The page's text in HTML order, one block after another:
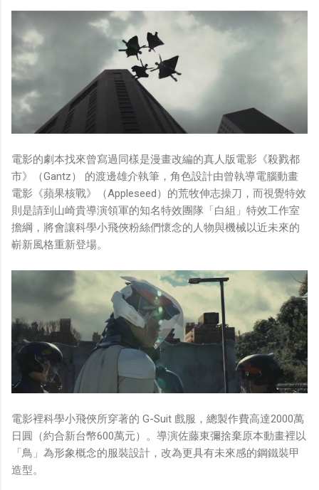
電影的劇本找來曾寫過同樣是漫畫改編的真人版電影《殺戮都
市》（Gantz） 的渡邊雄介執筆，角色設計由曾執導電腦動畫
電影《蘋果核戰》（Appleseed）的荒牧伸志操刀，而視覺特效
則是請到山崎貴導演領軍的知名特效團隊「白組」特效工作室
擔綱，將會讓科學小飛俠粉絲們懷念的人物與機械以近未來的
嶄新風格重新登場。
電影裡科學小飛俠所穿著的 G-Suit 戲服，總製作費高達2000萬
日圓（約合新台幣600萬元）。導演佐藤東彌捨棄原本動畫裡以
「鳥」為形象概念的服裝設計，改為更具有未來感的鋼鐵裝甲
造型。